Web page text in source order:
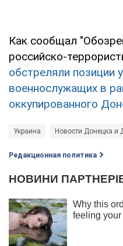
Как сообщал
российско-
обстреляли позиции
военнослужащих в
оккупированного
Украина Новости Донецка и
Редакционная политика